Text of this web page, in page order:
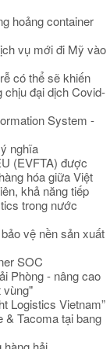
hoảng container
vụ mới đi Mỹ vào
có thể sẽ khiến
chịu đại dịch Covid-
System -
nghĩa
(EVFTA) được
hóa giữa Việt
khả năng tiếp
trong nước
vệ nền sản xuất
SOC
Phòng - nâng cao
vùng"
Logistics Vietnam”
& Tacoma tại bang